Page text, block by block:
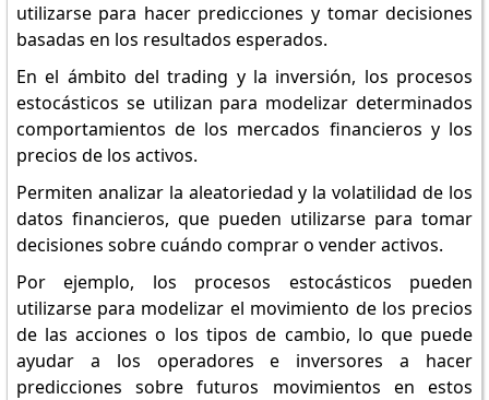
utilizarse para hacer predicciones y tomar decisiones
basadas en los resultados esperados.
En el ámbito del trading y la inversión, los procesos
estocásticos se utilizan para modelizar determinados
comportamientos de los mercados financieros y los
precios de los activos.
Permiten analizar la aleatoriedad y la volatilidad de los
datos financieros, que pueden utilizarse para tomar
decisiones sobre cuándo comprar o vender activos.
Por ejemplo, los procesos estocásticos pueden
utilizarse para modelizar el movimiento de los precios
de las acciones o los tipos de cambio, lo que puede
ayudar a los operadores e inversores a hacer
predicciones sobre futuros movimientos en estos